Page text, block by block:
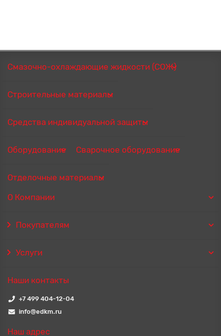
Смазочно-охлаждающие жидкости (СОЖ)
Строительные материалы
Средства индивидуальной защиты
Оборудование Сварочное оборудование
Отделочные материалы
О Компании
Покупателям
Услуги
Наши контакты
+7 499 404-12-04
info@edkm.ru
Наш адрес